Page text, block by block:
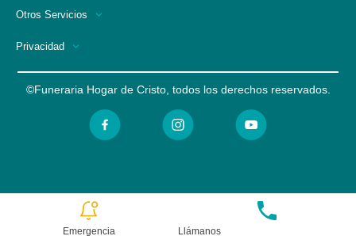
Otros Servicios
Privacidad
©Funeraria Hogar de Cristo, todos los derechos reservados.
Emergencia Llámanos